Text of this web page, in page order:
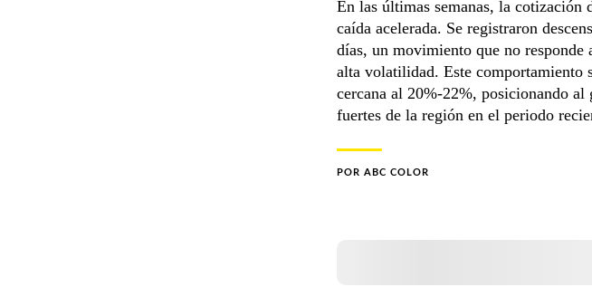
En las últimas semanas, la cotización
caída acelerada. Se registraron
días, un movimiento que no responde
alta volatilidad. Este comportamiento
cercana al 20%-22%, posicionando al
fuertes de la región en el periodo
POR ABC COLOR